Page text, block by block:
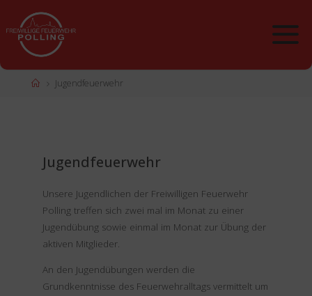
Inhalt
springen
StartJugendfeuerwehr
Jugendfeuerwehr
Unsere Jugendlichen der Freiwilligen Feuerwehr
Polling treffen sich zwei mal im Monat zu einer
Jugendübung sowie einmal im Monat zur Übung der
aktiven Mitglieder.
An den Jugendübungen werden die
Grundkenntnisse des Feuerwehralltags vermittelt um